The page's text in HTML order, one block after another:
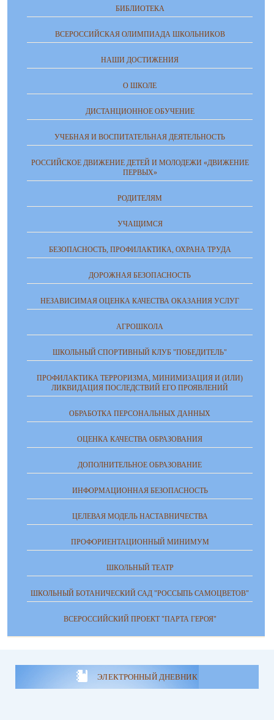
БИБЛИОТЕКА
ВСЕРОССИЙСКАЯ ОЛИМПИАДА ШКОЛЬНИКОВ
НАШИ ДОСТИЖЕНИЯ
О ШКОЛЕ
ДИСТАНЦИОННОЕ ОБУЧЕНИЕ
УЧЕБНАЯ И ВОСПИТАТЕЛЬНАЯ ДЕЯТЕЛЬНОСТЬ
РОССИЙСКОЕ ДВИЖЕНИЕ ДЕТЕЙ И МОЛОДЕЖИ «ДВИЖЕНИЕ
ПЕРВЫХ»
РОДИТЕЛЯМ
УЧАЩИМСЯ
БЕЗОПАСНОСТЬ, ПРОФИЛАКТИКА, ОХРАНА ТРУДА
ДОРОЖНАЯ БЕЗОПАСНОСТЬ
НЕЗАВИСИМАЯ ОЦЕНКА КАЧЕСТВА ОКАЗАНИЯ УСЛУГ
АГРОШКОЛА
ШКОЛЬНЫЙ СПОРТИВНЫЙ КЛУБ "ПОБЕДИТЕЛЬ"
ПРОФИЛАКТИКА ТЕРРОРИЗМА, МИНИМИЗАЦИЯ И (ИЛИ)
ЛИКВИДАЦИЯ ПОСЛЕДСТВИЙ ЕГО ПРОЯВЛЕНИЙ
ОБРАБОТКА ПЕРСОНАЛЬНЫХ ДАННЫХ
ОЦЕНКА КАЧЕСТВА ОБРАЗОВАНИЯ
ДОПОЛНИТЕЛЬНОЕ ОБРАЗОВАНИЕ
ИНФОРМАЦИОННАЯ БЕЗОПАСНОСТЬ
ЦЕЛЕВАЯ МОДЕЛЬ НАСТАВНИЧЕСТВА
ПРОФОРИЕНТАЦИОННЫЙ МИНИМУМ
ШКОЛЬНЫЙ ТЕАТР
ШКОЛЬНЫЙ БОТАНИЧЕСКИЙ САД "РОССЫПЬ САМОЦВЕТОВ"
ВСЕРОССИЙСКИЙ ПРОЕКТ "ПАРТА ГЕРОЯ"
ЭЛЕКТРОННЫЙ ДНЕВНИК